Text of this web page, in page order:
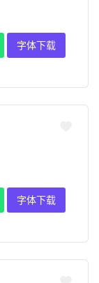
字体下载
字体下载